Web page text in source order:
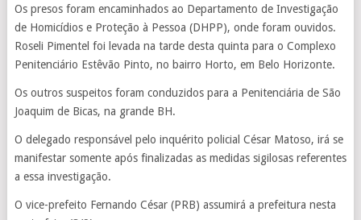
Os presos foram encaminhados ao Departamento de Investigação
de Homicídios e Proteção à Pessoa (DHPP), onde foram ouvidos.
Roseli Pimentel foi levada na tarde desta quinta para o Complexo
Penitenciário Estêvão Pinto, no bairro Horto, em Belo Horizonte.
Os outros suspeitos foram conduzidos para a Penitenciária de São
Joaquim de Bicas, na grande BH.
O delegado responsável pelo inquérito policial César Matoso, irá se
manifestar somente após finalizadas as medidas sigilosas referentes
a essa investigação.
O vice-prefeito Fernando César (PRB) assumirá a prefeitura nesta